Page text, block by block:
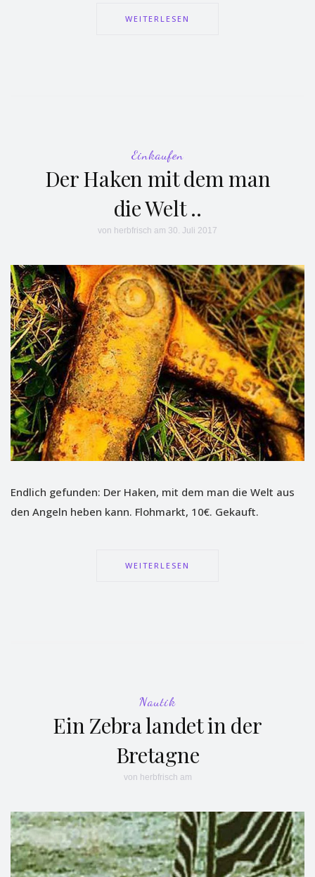
WEITERLESEN
Einkaufen
Der Haken mit dem man
die Welt ..
von herbfrisch am 30. Juli 2017
Endlich gefunden: Der Haken, mit dem man die Welt aus
den Angeln heben kann. Flohmarkt, 10€. Gekauft.
WEITERLESEN
Nautik
Ein Zebra landet in der
Bretagne
von herbfrisch am